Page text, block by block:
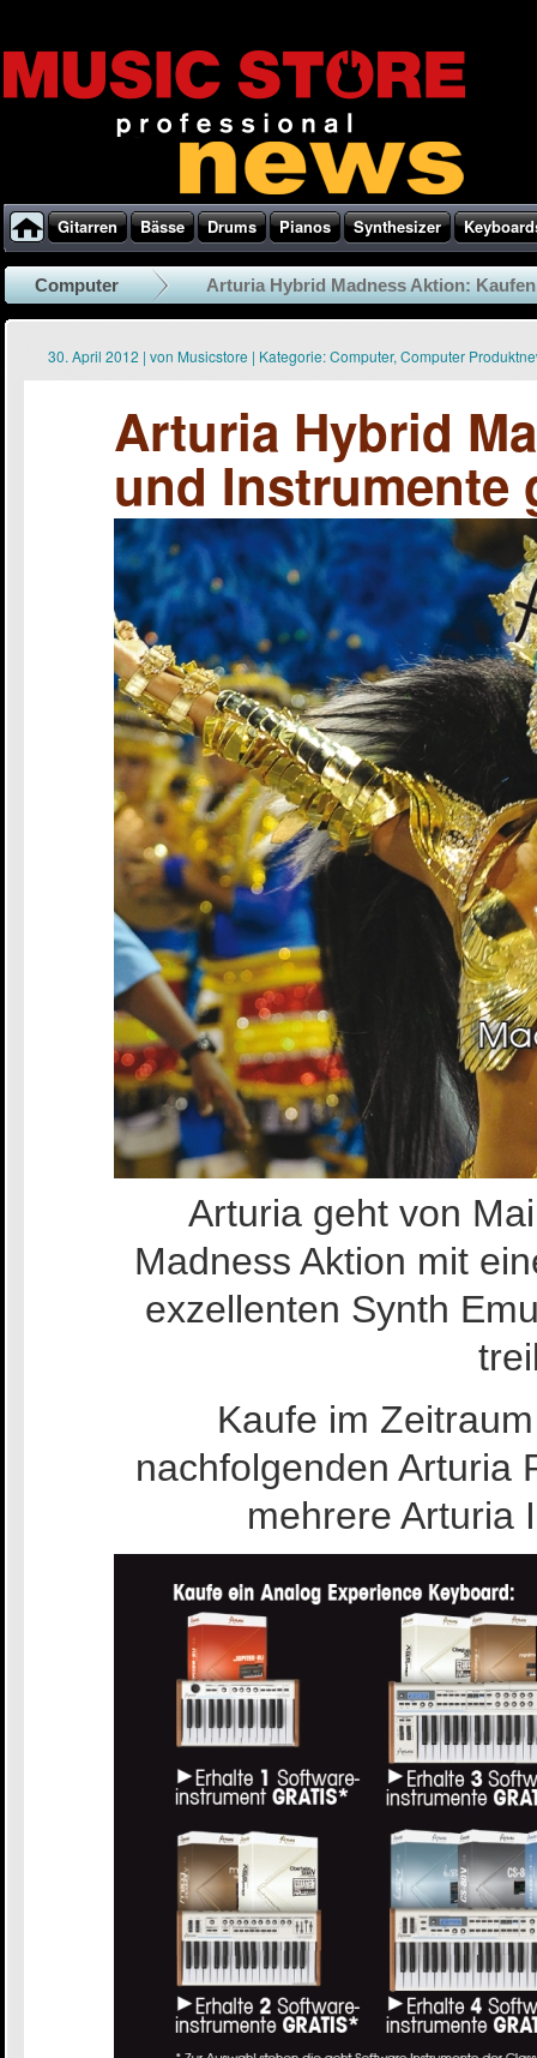
Gitarren Bässe Drums Pianos Synthesizer
Computer Arturia Hybrid Madness Aktion:
30. April 2012 | von Musicstore | Kategorie:Computer, Computer
Arturia Hybrid
und Instrumente
Arturia geht von
Madness Aktion mit
exzellenten Synth
Kaufe im
nachfolgenden Arturia
mehrere Arturia